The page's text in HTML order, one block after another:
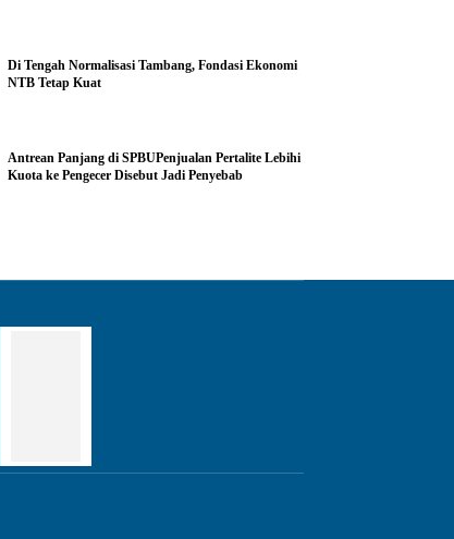
Di Tengah Normalisasi Tambang, Fondasi Ekonomi
NTB Tetap Kuat
Antrean Panjang di SPBUPenjualan Pertalite Lebihi
Kuota ke Pengecer Disebut Jadi Penyebab